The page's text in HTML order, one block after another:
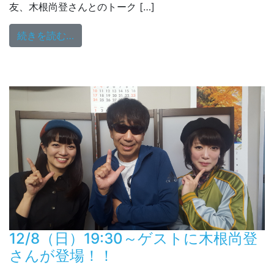
友、木根尚登さんとのトーク […]
続きを読む…
12/8（日）19:30～ゲストに木根尚登
さんが登場！！